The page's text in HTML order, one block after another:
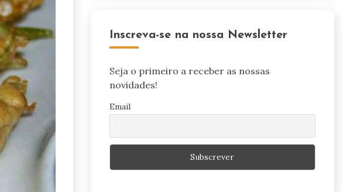
Inscreva-se na nossa Newsletter
Seja o primeiro a receber as nossas
novidades!
Email